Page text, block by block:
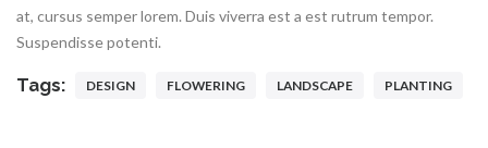
at, cursus semper lorem. Duis viverra est a est rutrum tempor.
Suspendisse potenti.
Tags: DESIGN FLOWERING LANDSCAPE PLANTING